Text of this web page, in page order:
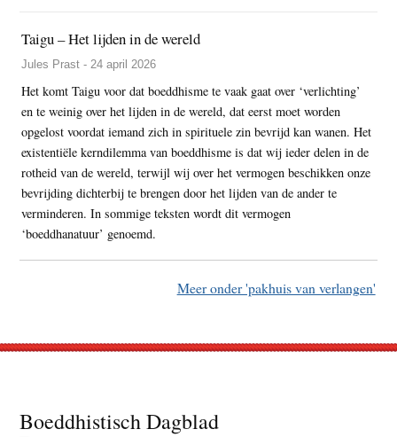
Taigu – Het lijden in de wereld
Jules Prast - 24 april 2026
Het komt Taigu voor dat boeddhisme te vaak gaat over ‘verlichting’
en te weinig over het lijden in de wereld, dat eerst moet worden
opgelost voordat iemand zich in spirituele zin bevrijd kan wanen. Het
existentiële kerndilemma van boeddhisme is dat wij ieder delen in de
rotheid van de wereld, terwijl wij over het vermogen beschikken onze
bevrijding dichterbij te brengen door het lijden van de ander te
verminderen. In sommige teksten wordt dit vermogen
‘boeddhanatuur’ genoemd.
Meer onder 'pakhuis van verlangen'
Footer
Boeddhistisch Dagblad